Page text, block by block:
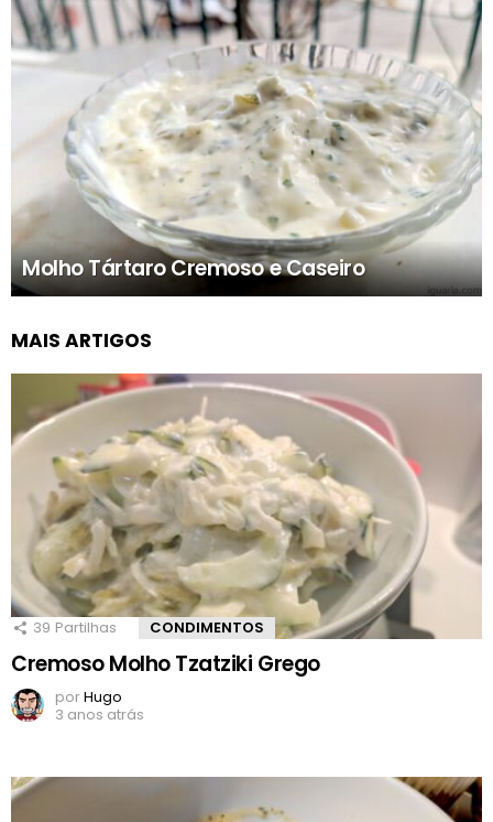
Molho Tártaro Cremoso e Caseiro
MAIS ARTIGOS
39 Partilhas CONDIMENTOS
Cremoso Molho Tzatziki Grego
porHugo
3 anos atrás